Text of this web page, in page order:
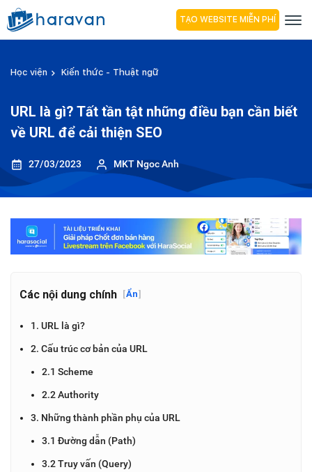
TẠO WEBSITE MIỄN PHÍ
Học viện Kiến thức - Thuật ngữ
URL là gì? Tất tần tật những điều bạn cần biết
về URL để cải thiện SEO
27/03/2023 MKT Ngoc Anh
Các nội dung chính [Ẩn]
1. URL là gì?
2. Cấu trúc cơ bản của URL
2.1 Scheme
2.2 Authority
3. Những thành phần phụ của URL
3.1 Đường dẫn (Path)
3.2 Truy vấn (Query)